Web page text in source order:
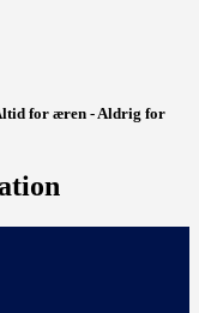
for æren - Aldrig for